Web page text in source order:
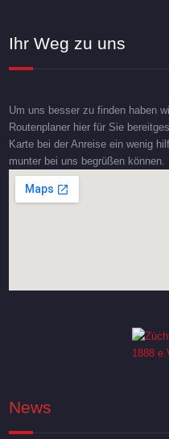
Ihr Weg zu uns
Um uns besser zu finden haben
Routenplaner hier für Sie
Karte bei der Anreise ein wenig
munter bei uns begrüßen können.
News